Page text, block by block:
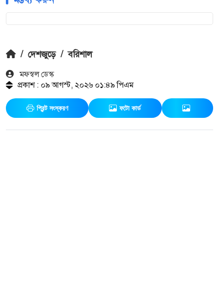
/ দেশজুড়ে / বরিশাল
মফস্বল ডেস্ক
প্রকাশ : ০৯ আগস্ট, ২০২৬ ০১:৪৯ পিএম
প্রিন্ট সংস্করণ ফটো কার্ড